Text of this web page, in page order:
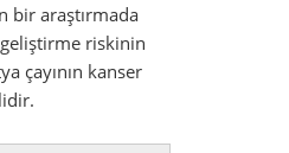
bir araştırmada
riskinin
çayının kanser